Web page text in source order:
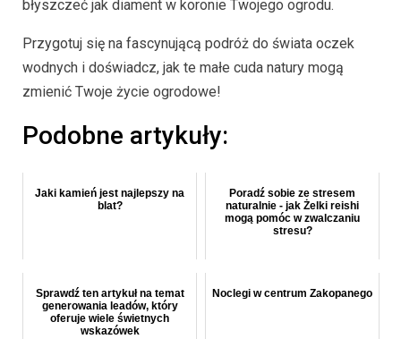
błyszczeć jak diament w koronie Twojego ogrodu.
Przygotuj się na fascynującą podróż do świata oczek
wodnych i doświadcz, jak te małe cuda natury mogą
zmienić Twoje życie ogrodowe!
Podobne artykuły:
Jaki kamień jest najlepszy na
blat?
Poradź sobie ze stresem
naturalnie - jak Żelki reishi
mogą pomóc w zwalczaniu
stresu?
Sprawdź ten artykuł na temat
generowania leadów, który
oferuje wiele świetnych
wskazówek
Noclegi w centrum Zakopanego